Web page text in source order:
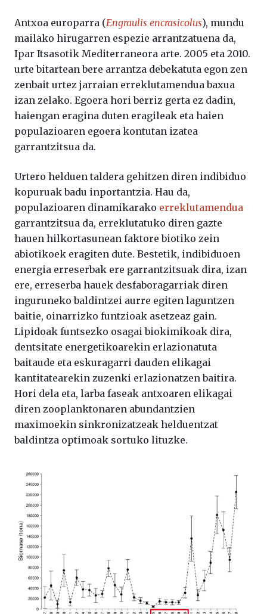
Antxoa europarra (Engraulis encrasicolus), mundu
mailako hirugarren espezie arrantzatuena da,
Ipar Itsasotik Mediterraneora arte. 2005 eta 2010.
urte bitartean bere arrantza debekatuta egon zen
zenbait urtez jarraian erreklutamendua baxua
izan zelako. Egoera hori berriz gerta ez dadin,
haiengan eragina duten eragileak eta haien
populazioaren egoera kontutan izatea
garrantzitsua da.
Urtero helduen taldera gehitzen diren indibiduo
kopuruak badu inportantzia. Hau da,
populazioaren dinamikarako erreklutamendua
garrantzitsua da, erreklutatuko diren gazte
hauen hilkortasunean faktore biotiko zein
abiotikoek eragiten dute. Bestetik, indibiduoen
energia erreserbak ere garrantzitsuak dira, izan
ere, erreserba hauek desfaboragarriak diren
inguruneko baldintzei aurre egiten laguntzen
baitie, oinarrizko funtzioak asetzeaz gain.
Lipidoak funtsezko osagai biokimikoak dira,
dentsitate energetikoarekin erlazionatuta
baitaude eta eskuragarri dauden elikagai
kantitatearekin zuzenki erlazionatzen baitira.
Hori dela eta, larba faseak antxoaren elikagai
diren zooplanktonaren abundantzien
maximoekin sinkronizatzeak helduentzat
baldintza optimoak sortuko lituzke.